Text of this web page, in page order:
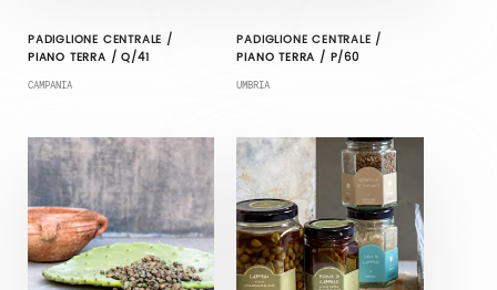
PADIGLIONE CENTRALE /
PIANO TERRA / Q/41
CAMPANIA
PADIGLIONE CENTRALE /
PIANO TERRA / P/60
UMBRIA